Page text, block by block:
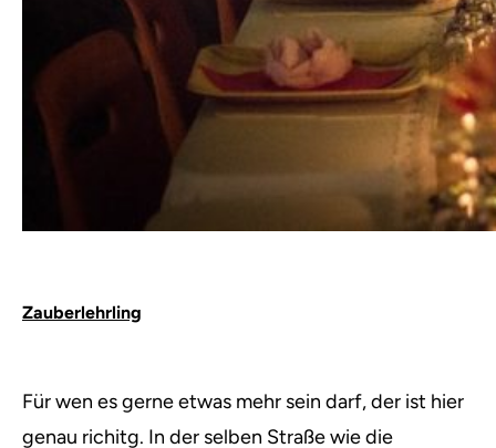
Zauberlehrling
Für wen es gerne etwas mehr sein darf, der ist hier
genau richitg. In der selben Straße wie die